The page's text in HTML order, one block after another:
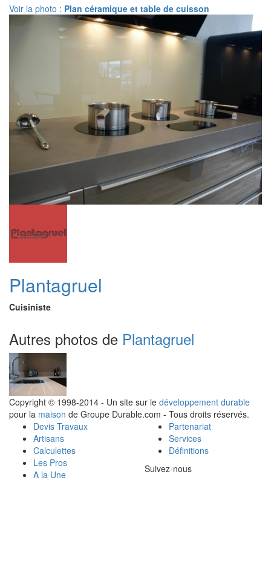
Voir la photo : Plan céramique et table de cuisson
Plantagruel
Cuisiniste
Autres photos de Plantagruel
Copyright © 1998-2014 - Un site sur le développement durable
pour la maison de Groupe Durable.com - Tous droits réservés.
Devis Travaux
Artisans
Calculettes
Les Pros
A la Une
Partenariat
Services
Définitions
Suivez-nous